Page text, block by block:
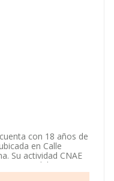
cuenta con 18 años de
en Calle
Su actividad CNAE
inmobiliarios por
deAguirre-